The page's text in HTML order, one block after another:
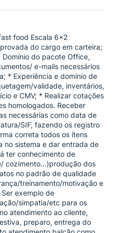
food Escala 6x2
do cargo em carteira;
do pacote Office,
e-mails necessários
* Experiência e domínio de
validade, inventários,
e CMV; * Realizar cotações
homologados. Receber
necessárias como data de
SIF, fazendo os registro
correta todos os ítens
no sistema e dar entrada de
ter conhecimento de
cozimento...)produção dos
no padrão de qualidade
treinamento/motivação e
exemplo de
simpatia/etc para os
atendimento ao cliente,
preparo, entrega do